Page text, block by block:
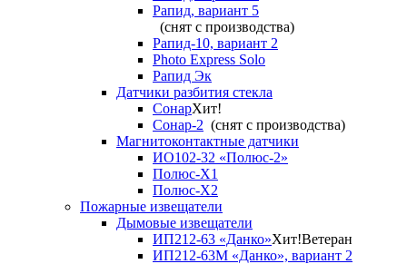
Рапид, вариант 5
(снят с производства)
Рапид-10, вариант 2
Photo Express Solo
Рапид Эк
Датчики разбития стекла
СонарХит!
Сонар-2 (снят с производства)
Магнитоконтактные датчики
ИО102-32 «Полюс-2»
Полюс-X1
Полюс-X2
Пожарные извещатели
Дымовые извещатели
ИП212-63 «Данко»Хит!Ветеран
ИП212-63М «Данко», вариант 2